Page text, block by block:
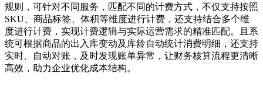
规则，可针对不同服务，匹配不同的计费方式，不仅支持按照
SKU、商品标签、体积等维度进行计费，还支持结合多个维
度进行计费，实现计费逻辑与实际运营需求的精准匹配。且系
统可根据商品的出入库变动及库龄自动统计消费明细，还支持
实时、自动对账，及时发现账单异常，让财务核算流程更清晰
高效，助力企业优化成本结构。